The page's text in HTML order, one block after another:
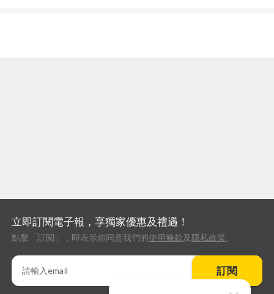
立即訂閱電子報，享獨家優惠及禮遇！
點擊「訂閱」，即表示你同意我們的使用條款及 隱私政策。
訂閱